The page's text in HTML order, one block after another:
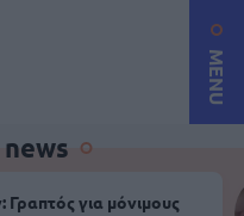
MENU
για μόνιμους